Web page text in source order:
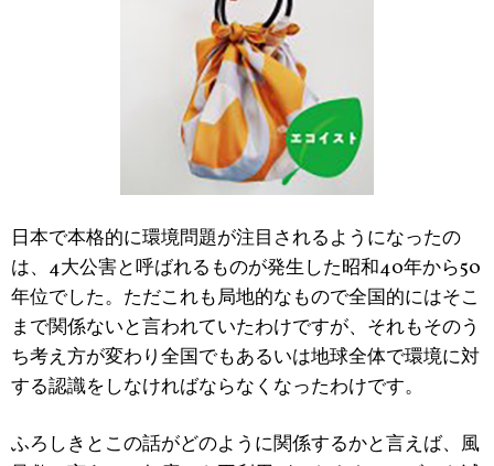
日本で本格的に環境問題が注目されるようになったの
は、4大公害と呼ばれるものが発生した昭和40年から50
年位でした。ただこれも局地的なもので全国的にはそこ
まで関係ないと言われていたわけですが、それもそのう
ち考え方が変わり全国でもあるいは地球全体で環境に対
する認識をしなければならなくなったわけです。
ふろしきとこの話がどのように関係するかと言えば、風